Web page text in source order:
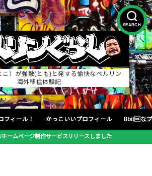
SEARCH
こ）が強敵(とも)と発する愉快なベルリン
海外移住体験記
フィール！ かっこいいプロフィール 8bitな
ームページ制作サービスリリースしました